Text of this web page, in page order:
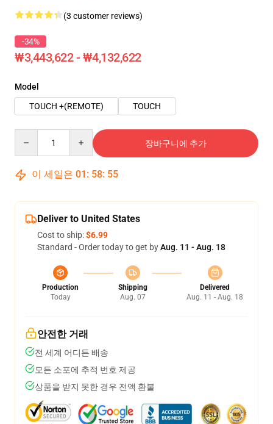
(3 customer reviews)
-34%
₩3,443,622 - ₩4,132,622
Model
TOUCH +(REMOTE)
TOUCH
장바구니에 추가
이 세일은 01 : 58: 54
Deliver to United States
Cost to ship:$6.99
Standard - Order today to get byAug. 11 - Aug. 18
Production
Today
Shipping
Aug. 07
Delivered
Aug. 11 - Aug. 18
안전한 거래
전 세계 어디든 배송
모든 소포에 추적 번호 제공
상품을 받지 못한 경우 전액 환불